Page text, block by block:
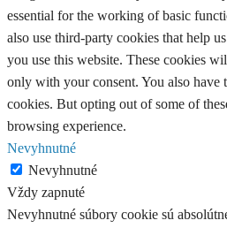
essential for the working of basic
also use third-party cookies that help
you use this website. These cookies
only with your consent. You also have
cookies. But opting out of some of
browsing experience.
Nevyhnutné
Nevyhnutné
Vždy zapnuté
Nevyhnutné súbory cookie sú